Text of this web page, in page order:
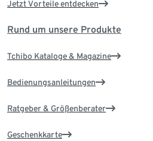
Jetzt Vorteile entdecken
Rund um unsere Produkte
Tchibo Kataloge & Magazine
Bedienungsanleitungen
Ratgeber & Größenberater
Geschenkkarte